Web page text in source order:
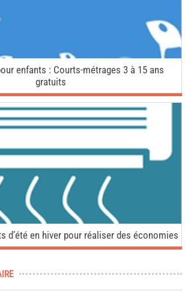
enfants : Courts-métrages 3 à 15 ans
gratuits
d’été en hiver pour réaliser des économies